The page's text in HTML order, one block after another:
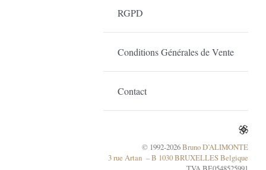
RGPD
Conditions Générales de Vente
Contact
© 1992-2026Bruno D’ALIMONTE
3 rue Artan – B 1030 BRUXELLES Belgique